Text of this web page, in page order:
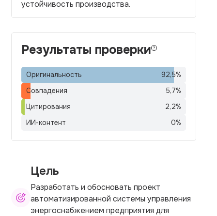
устойчивость производства.
Результаты проверки
Оригинальность 92,5%
Совпадения
5,7%
Цитирования
2,2%
ИИ-контент
0%
Цель
Разработать и обосновать проект
автоматизированной системы управления
энергоснабжением предприятия для